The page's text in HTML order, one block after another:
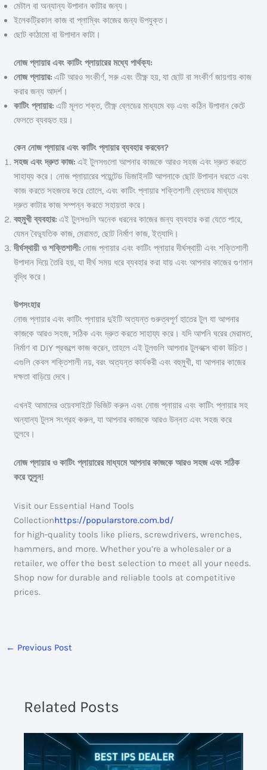
মেটাল বা অন্যান্য উপাদান কাটার জন্য।
ইলেকট্রিকাল কাজ বা প্লাম্বিং কাজের জন্য উপযুক্ত।
ছোট কাঠামো বা উপাদান কাটা।
নোজ প্লায়ার এবং কাটিং প্লায়ারের মধ্যে পার্থক্য:
নোজ প্লায়ার: এটি আরও সংকীর্ণ, সরু এবং তীক্ষ্ণ হয়, যা ছোট বা সংকীর্ণ জায়গায় কাজ
করার জন্য আদর্শ।
কাটিং প্লায়ার: এটি মূলত শক্ত, তীক্ষ্ণ ব্লেডের মাধ্যমে বড় এবং কঠিন উপাদান কেটে
ফেলতে ব্যবহৃত হয়।
কেন নোজ প্লায়ার এবং কাটিং প্লায়ার ব্যবহার করবেন?
সহজ এবং দ্রুত কাজ: এই টুলসগুলো আপনার কাজকে আরও সহজ এবং দ্রুত করতে
সাহায্য করে। নোজ প্লায়ারের পয়েন্টেড ডিজাইনটি আপনাকে ছোট উপাদান ধরতে এবং
কাজ করতে সহজতর করে তোলে, এবং কাটিং প্লায়ার শক্তিশালী ব্লেডের মাধ্যমে
দ্রুত কাটার কাজ সম্পন্ন করতে সহায়তা করে।
বহুমুখী ব্যবহার: এই টুলসগুলি অনেক ধরনের কাজের জন্য ব্যবহার করা যেতে পারে,
যেমন বৈদ্যুতিক কাজ, মেরামত, ছোট নির্মাণ কাজ, ইত্যাদি।
দীর্ঘস্থায়ী ও শক্তিশালী: নোজ প্লায়ার এবং কাটিং প্লায়ার দীর্ঘস্থায়ী এবং শক্তিশালী
উপাদান দিয়ে তৈরি হয়, যা দীর্ঘ সময় ধরে ব্যবহার করা যায় এবং আপনার কাজের গুণমান
বৃদ্ধি করে।
উপসংহার
নোজ প্লায়ার এবং কাটিং প্লায়ার দুইটি অত্যন্ত গুরুত্বপূর্ণ হাতের টুল যা আপনার
কাজকে আরও সহজ, সঠিক এবং দ্রুত করতে সাহায্য করে। যদি আপনি ঘরের মেরামত,
নির্মাণ বা DIY প্রকল্পে কাজ করেন, তাহলে এই টুলগুলি আপনার টুলবক্সে থাকা উচিত।
এগুলি কেবল শক্তিশালী নয়, বরং অত্যন্ত কার্যকরী এবং বহুমুখী, যা আপনার কাজের
দক্ষতা বাড়িয়ে দেবে।
এখনই আমাদের ওয়েবসাইটে ভিজিট করুন এবং নোজ প্লায়ার এবং কাটিং প্লায়ার সহ
অন্যান্য টুলস সংগ্রহ করুন, যা আপনার কাজকে আরও উন্নত এবং সহজ করে
তুলবে।
নোজ প্লায়ার ও কাটিং প্লায়ারের মাধ্যমে আপনার কাজকে আরও সহজ এবং সঠিক
করে তুলুন!
Visit our Essential Hand Tools
Collectionhttps://popularstore.com.bd/
for high-quality tools like pliers, screwdrivers, wrenches,
hammers, and more. Whether you’re a wholesaler or a
retailer, we offer the best selection to meet all your needs.
Shop now for durable and reliable tools at competitive
prices.
← Previous Post
Related Posts